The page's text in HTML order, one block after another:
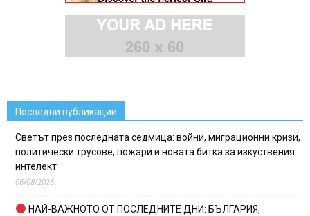
Последни публикации
Светът през последната седмица: войни, миграционни кризи,
политически трусове, пожари и новата битка за изкуствения
интелект
06/08/2026
НАЙ-ВАЖНОТО ОТ ПОСЛЕДНИТЕ ДНИ: БЪЛГАРИЯ,